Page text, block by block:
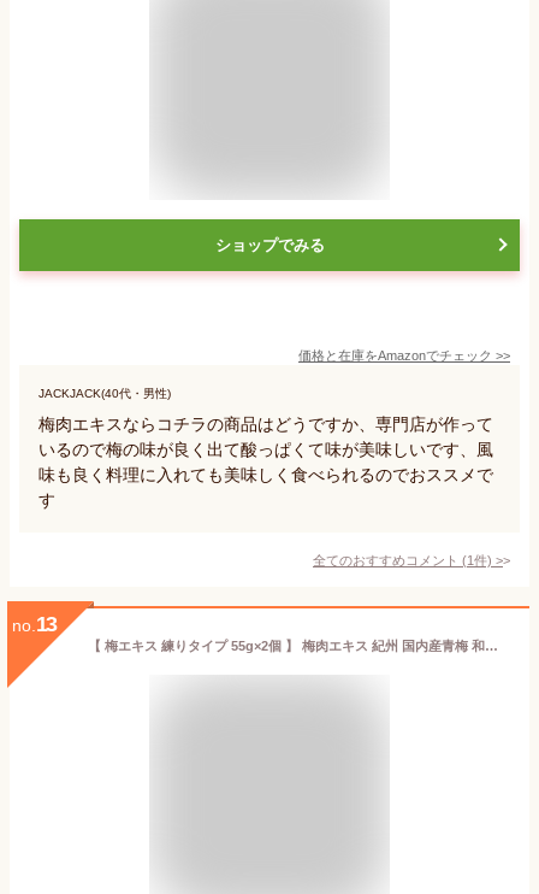
ショップでみる
価格と在庫をAmazonでチェック >>
JACKJACK(40代・男性)
梅肉エキスならコチラの商品はどうですか、専門店が作って
いるので梅の味が良く出て酸っぱくて味が美味しいです、風
味も良く料理に入れても美味しく食べられるのでおススメで
す
全てのおすすめコメント (1件) >
no. 13
【 梅エキス 練りタイプ 55g×2個 】 梅肉エキス 紀州 国内産青梅 和歌山 ムメフラール バニリン カリウム含有 プラム食品 無添加 送料無料 （北海道・沖縄は送料825円） 自社製造